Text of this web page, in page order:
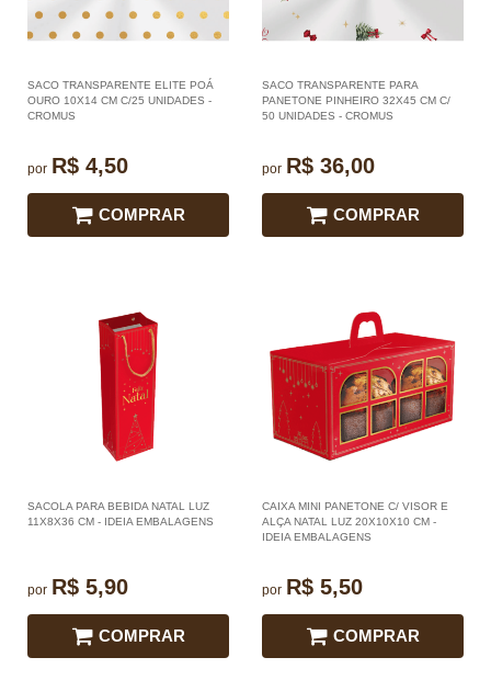
SACO TRANSPARENTE ELITE POÁ
OURO 10X14 CM C/25 UNIDADES -
CROMUS
por R$ 4,50
COMPRAR
SACO TRANSPARENTE PARA
PANETONE PINHEIRO 32X45 CM C/
50 UNIDADES - CROMUS
por R$ 36,00
COMPRAR
SACOLA PARA BEBIDA NATAL LUZ
11X8X36 CM - IDEIA EMBALAGENS
por R$ 5,90
COMPRAR
CAIXA MINI PANETONE C/ VISOR E
ALÇA NATAL LUZ 20X10X10 CM -
IDEIA EMBALAGENS
por R$ 5,50
COMPRAR